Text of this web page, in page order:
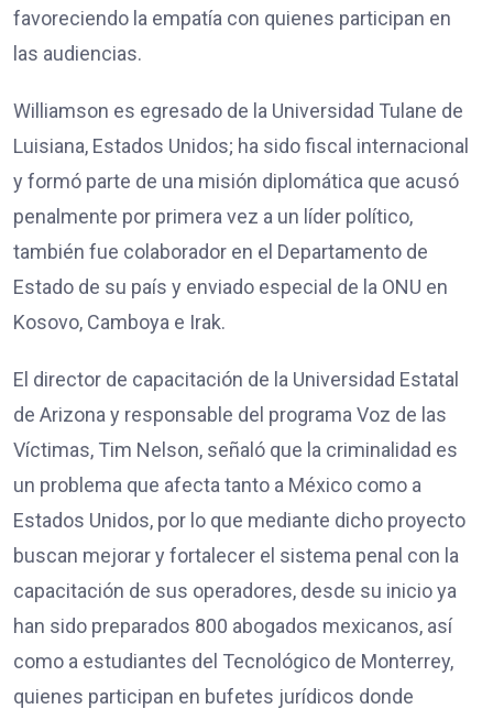
favoreciendo la empatía con quienes participan en
las audiencias.
Williamson es egresado de la Universidad Tulane de
Luisiana, Estados Unidos; ha sido fiscal internacional
y formó parte de una misión diplomática que acusó
penalmente por primera vez a un líder político,
también fue colaborador en el Departamento de
Estado de su país y enviado especial de la ONU en
Kosovo, Camboya e Irak.
El director de capacitación de la Universidad Estatal
de Arizona y responsable del programa Voz de las
Víctimas, Tim Nelson, señaló que la criminalidad es
un problema que afecta tanto a México como a
Estados Unidos, por lo que mediante dicho proyecto
buscan mejorar y fortalecer el sistema penal con la
capacitación de sus operadores, desde su inicio ya
han sido preparados 800 abogados mexicanos, así
como a estudiantes del Tecnológico de Monterrey,
quienes participan en bufetes jurídicos donde